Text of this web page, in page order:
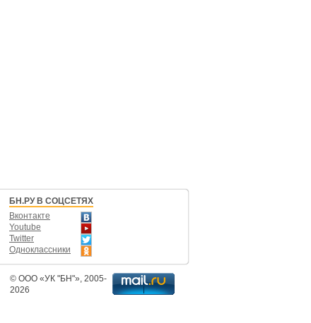
БН.РУ В СОЦСЕТЯХ
Вконтакте
Youtube
Twitter
Одноклассники
© ООО «УК "БН"», 2005-
2026